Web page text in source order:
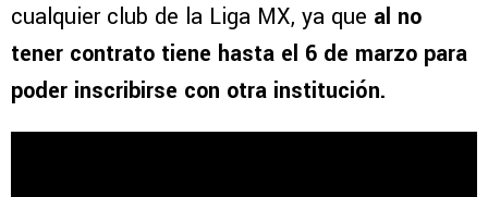
cualquier club de la Liga MX, ya que al no
tener contrato tiene hasta el 6 de marzo para
poder inscribirse con otra institución.